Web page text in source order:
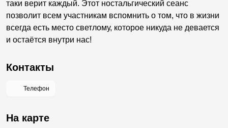
таки верит каждый. Этот ностальгический сеанс
позволит всем участникам вспомнить о том, что в жизни
всегда есть место светлому, которое никуда не девается
и остаётся внутри нас!
Контакты
Телефон
На карте